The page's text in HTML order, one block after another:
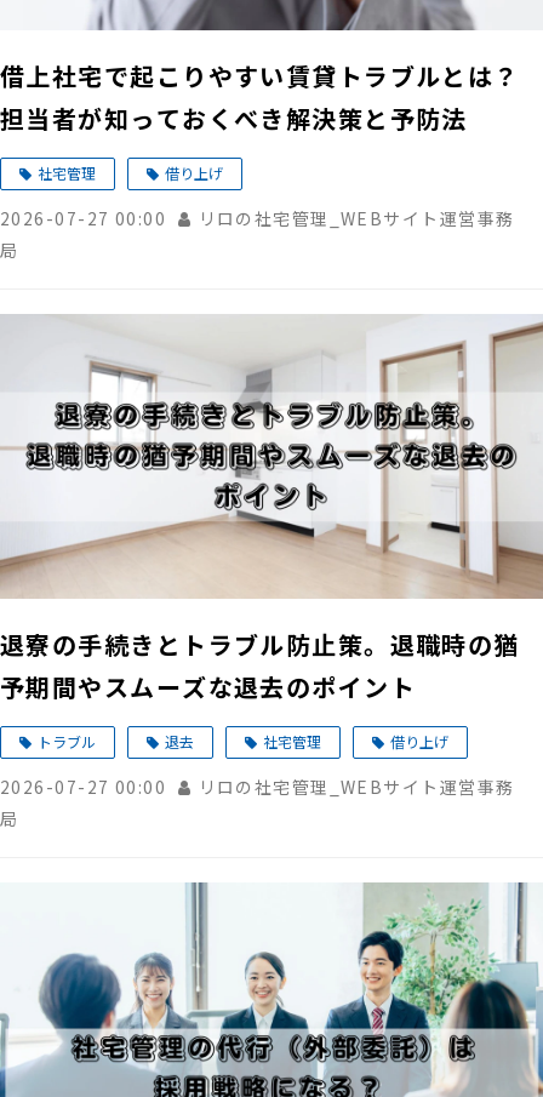
借上社宅で起こりやすい賃貸トラブルとは？
担当者が知っておくべき解決策と予防法
社宅管理 借り上げ
2026-07-27 00:00
リロの社宅管理_WEBサイト運営事務
局
退寮の手続きとトラブル防止策。退職時の猶
予期間やスムーズな退去のポイント
トラブル 退去 社宅管理 借り上げ
2026-07-27 00:00
リロの社宅管理_WEBサイト運営事務
局